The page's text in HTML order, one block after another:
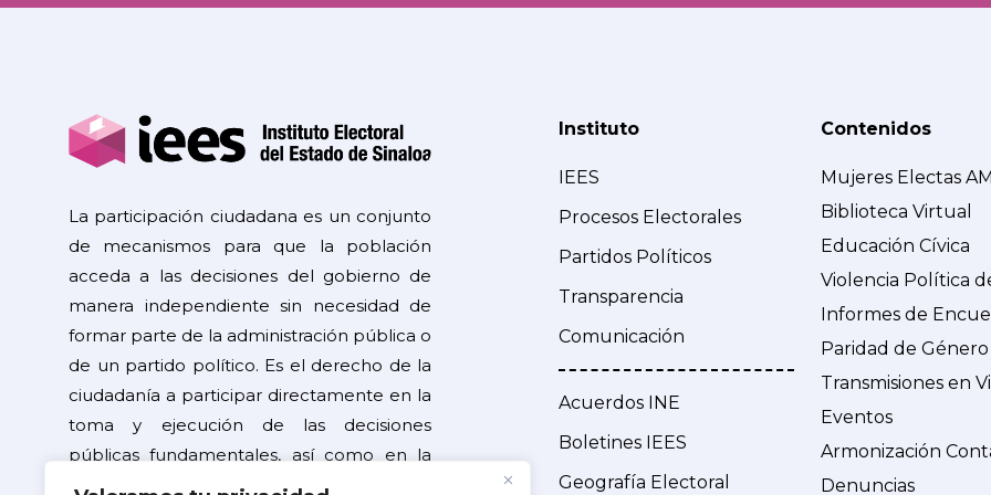
La participación ciudadana es un conjunto
de mecanismos para que la población
acceda a las decisiones del gobierno de
manera independiente sin necesidad de
formar parte de la administración pública o
de un partido político. Es el derecho de la
ciudadanía a participar directamente en la
toma y ejecución de las decisiones
públicas fundamentales, así como en la
resolución de problemas de interés
Instituto
IEES
Procesos Electorales
Partidos Políticos
Transparencia
Comunicación
Acuerdos INE
Boletines IEES
Geografía Electoral
Contenidos
Mujeres Electas
Biblioteca Virtual
Educación Cívica
Violencia Política
Informes de
Paridad de Género
Transmisiones en
Eventos
Armonización
Denuncias